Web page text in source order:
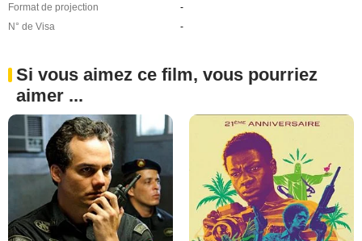
Format de projection
-
N° de Visa
-
Si vous aimez ce film, vous pourriez
aimer ...